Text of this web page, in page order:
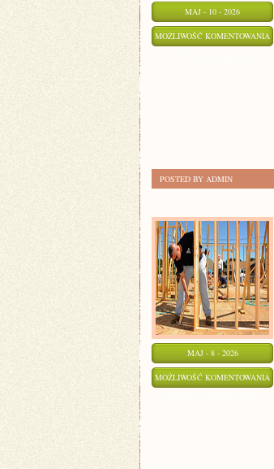
MAJ - 10 - 2026
MOŻLIWOŚĆ KOMENTOWANIA
POSTED BY ADMIN
MAJ - 8 - 2026
MOŻLIWOŚĆ KOMENTOWANIA